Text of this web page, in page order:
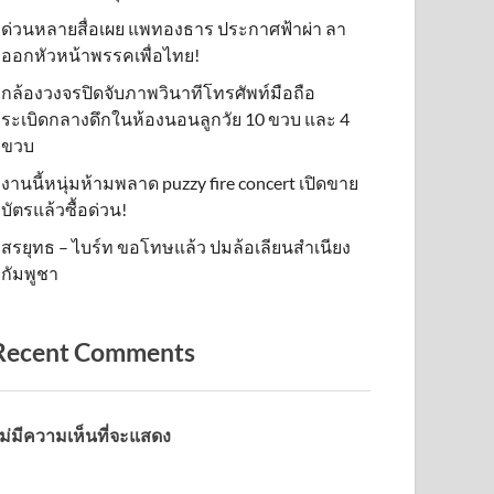
ด่วนหลายสื่อเผย แพทองธาร ประกาศฟ้าผ่า ลา
ออกหัวหน้าพรรคเพื่อไทย!
กล้องวงจรปิดจับภาพวินาทีโทรศัพท์มือถือ
ระเบิดกลางดึกในห้องนอนลูกวัย 10 ขวบ และ 4
ขวบ
งานนี้หนุ่มห้ามพลาด puzzy fire concert เปิดขาย
บัตรแล้วซื้อด่วน!
สรยุทธ – ไบร์ท ขอโทษแล้ว ปมล้อเลียนสำเนียง
กัมพูชา
Comments
มีความเห็นที่จะแสดง